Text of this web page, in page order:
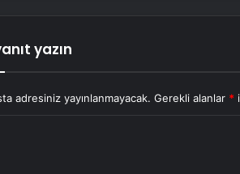
yazın
adresiniz yayınlanmayacak. Gerekli alanlar *